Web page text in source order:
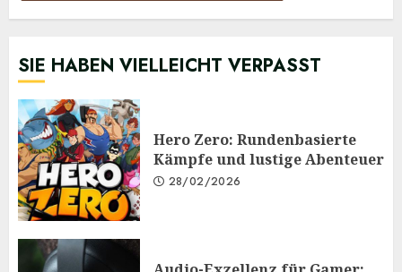
SIE HABEN VIELLEICHT VERPASST
Hero Zero: Rundenbasierte
Kämpfe und lustige Abenteuer
28/02/2026